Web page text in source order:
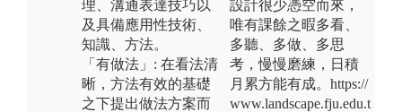
理、溝通表達技巧以
及具備應用性技術、
知識、方法。
「有做法」: 在看法清
晰，方法有效的基礎
之下提出做法方案而
設計很少憑空而來，
唯有課餘之暇多看、
多聽、多做、多思
考，慢慢磨練，日積
月累方能有成。https://
www.landscape.fju.edu.t